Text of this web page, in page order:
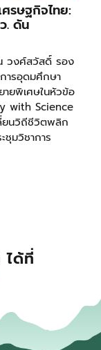
รษฐกิจไทย:
. ดัน
วงศ์สวัสดิ์ รอง
ารอุดมศึกษา
ยพิเศษในหัวข้อ
with Science
ยนวิถีชีวิตพลิก
ชุมวิชาการ
ได้ที่